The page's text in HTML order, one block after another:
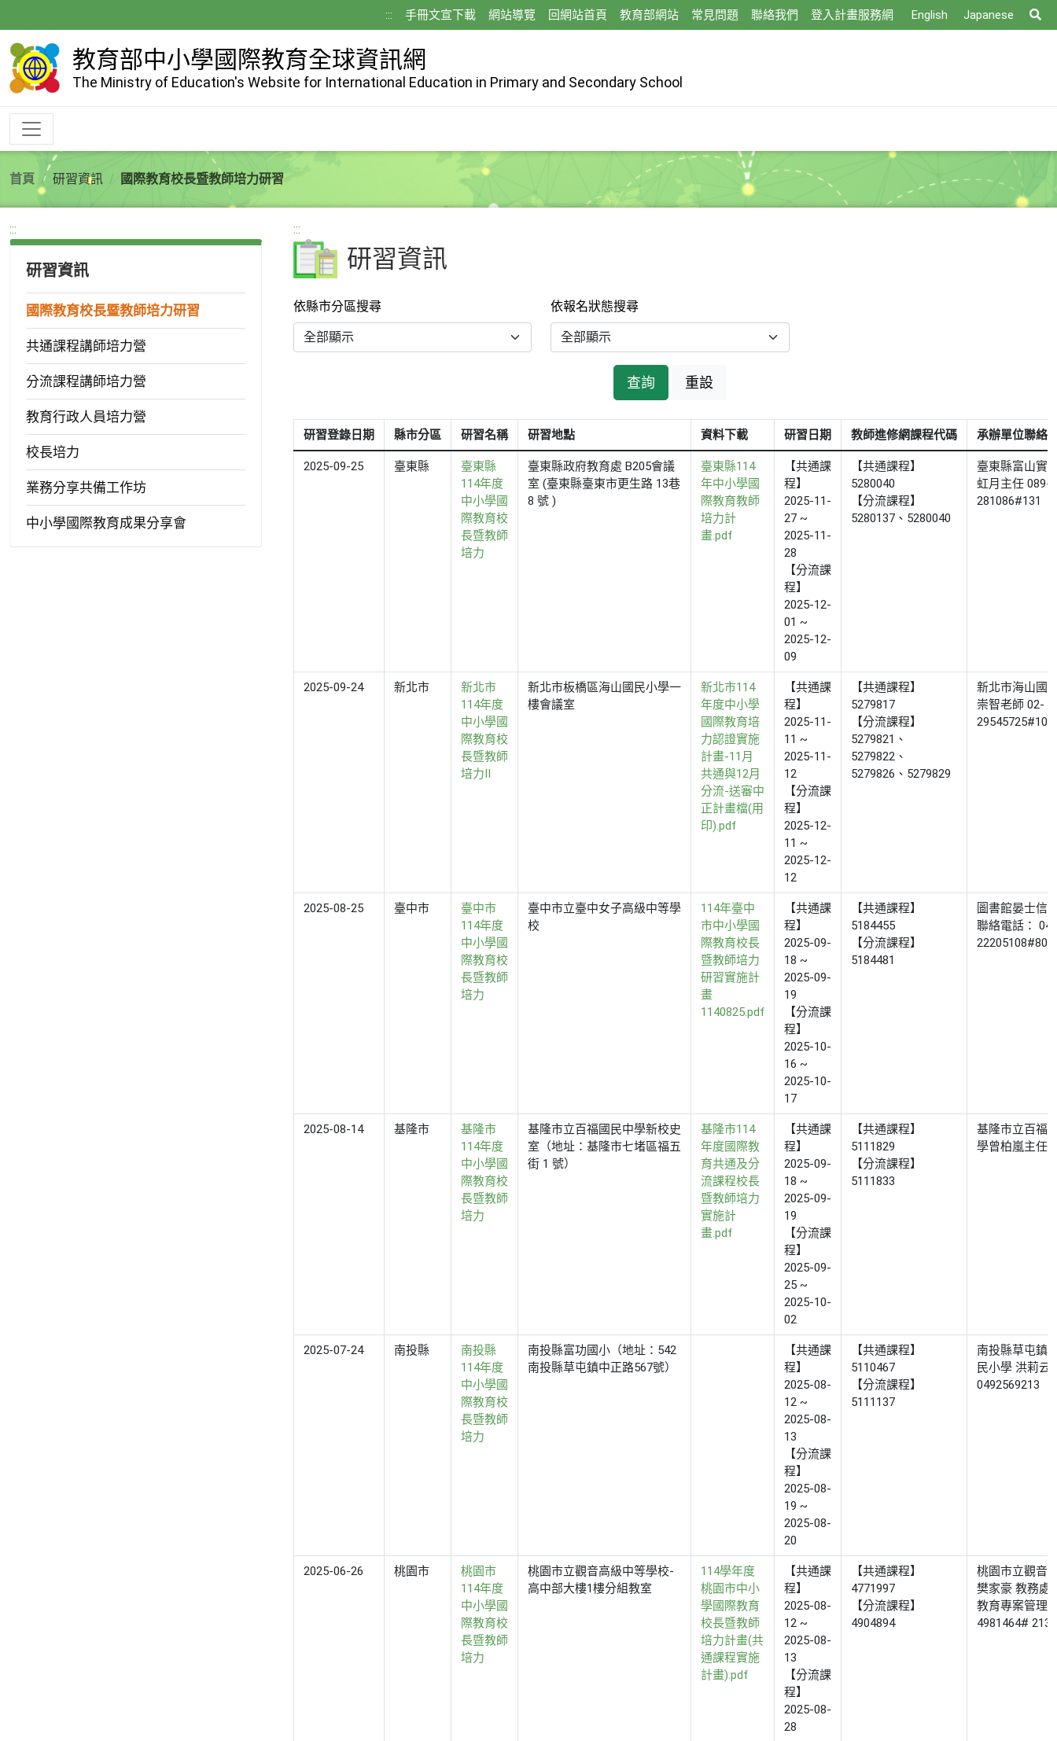
到
主
內
::: 手冊文宣下載 網站導覽 回網站首頁 教育部網站 常見問題 聯絡我們 登入計畫服務網 English Japanese
尋
教育部中小學國際教育全球資訊網
The Ministry of Education's Website for International Education in Primary and Secondary School
首頁 研習資訊 國際教育校長暨教師培力研習
:::
研習資訊
國際教育校長暨教師培力研習
共通課程講師培力營
分流課程講師培力營
教育行政人員培力營
校長培力
業務分享共備工作坊
中小學國際教育成果分享會
:::
研習資訊
依縣市分區搜尋 依報名狀態搜尋
查詢 重設
研習登錄日期 縣市分區 研習名稱 研習地點 資料下載 研習日期 教師進修網課程代碼 承辦單位聯絡
2025-09-25 臺東縣
臺東縣
114年度
中小學國
際教育校
長暨教師
培力
臺東縣政府教育處 B205會議
室 (臺東縣臺東市更生路 13巷
8 號 )
臺東縣114
年中小學國
際教育教師
培力計
畫.pdf
【共通課
程】
2025-11-
27 ~
2025-11-
28
【分流課
程】
2025-12-
01 ~
2025-12-
09
【共通課程】
5280040
【分流課程】
5280137、5280040
臺東縣富山實
虹月主任 089-
281086#131
2025-09-24 新北市
新北市
114年度
中小學國
際教育校
長暨教師
培力II
新北市板橋區海山國民小學一
樓會議室
新北市114
年度中小學
國際教育培
力認證實施
計畫-11月
共通與12月
分流-送審中
正計畫檔(用
印).pdf
【共通課
程】
2025-11-
11 ~
2025-11-
12
【分流課
程】
2025-12-
11 ~
2025-12-
12
【共通課程】
5279817
【分流課程】
5279821、
5279822、
5279826、5279829
新北市海山國
崇智老師 02-
29545725#100
2025-08-25 臺中市
臺中市
114年度
中小學國
際教育校
長暨教師
培力
臺中市立臺中女子高級中等學
校
114年臺中
市中小學國
際教育校長
暨教師培力
研習實施計
畫
1140825.pdf
【共通課
程】
2025-09-
18 ~
2025-09-
19
【分流課
程】
2025-10-
16 ~
2025-10-
17
【共通課程】
5184455
【分流課程】
5184481
圖書館晏士信
聯絡電話： 04-
22205108#801
2025-08-14 基隆市
基隆市
114年度
中小學國
際教育校
長暨教師
培力
基隆市立百福國民中學新校史
室（地址：基隆市七堵區福五
街 1 號）
基隆市114
年度國際教
育共通及分
流課程校長
暨教師培力
實施計
畫.pdf
【共通課
程】
2025-09-
18 ~
2025-09-
19
【分流課
程】
2025-09-
25 ~
2025-10-
02
【共通課程】
5111829
【分流課程】
5111833
基隆市立百福
學曾柏嵐主任
2025-07-24 南投縣
南投縣
114年度
中小學國
際教育校
長暨教師
培力
南投縣富功國小（地址：542
南投縣草屯鎮中正路567號）
【共通課
程】
2025-08-
12 ~
2025-08-
13
【分流課
程】
2025-08-
19 ~
2025-08-
20
【共通課程】
5110467
【分流課程】
5111137
南投縣草屯鎮
民小學 洪莉云
0492569213
2025-06-26 桃園市
桃園市
114年度
中小學國
際教育校
長暨教師
培力
桃園市立觀音高級中等學校-
高中部大樓1樓分組教室
114學年度
桃園市中小
學國際教育
校長暨教師
培力計畫(共
通課程實施
計畫).pdf
【共通課
程】
2025-08-
12 ~
2025-08-
13
【分流課
程】
2025-08-
28
【共通課程】
4771997
【分流課程】
4904894
桃園市立觀音
樊家豪 教務處
教育專案管理
4981464# 213